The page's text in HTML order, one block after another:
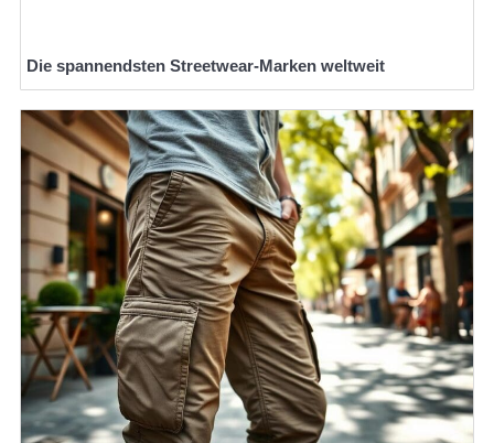
Die spannendsten Streetwear-Marken weltweit